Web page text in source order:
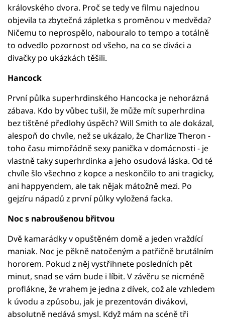
královského dvora. Proč se tedy ve filmu najednou
objevila ta zbytečná zápletka s proměnou v medvěda?
Ničemu to neprospělo, nabouralo to tempo a totálně
to odvedlo pozornost od všeho, na co se diváci a
divačky po ukázkách těšili.
Hancock
První půlka superhrdinského Hancocka je nehorázná
zábava. Kdo by vůbec tušil, že může mít superhrdina
bez tištěné předlohy úspěch? Will Smith to ale dokázal,
alespoň do chvíle, než se ukázalo, že Charlize Theron -
toho času mimořádně sexy panička v domácnosti - je
vlastně taky superhrdinka a jeho osudová láska. Od té
chvíle šlo všechno z kopce a neskončilo to ani tragicky,
ani happyendem, ale tak nějak mátožně mezi. Po
gejzíru nápadů z první půlky vyložená facka.
Noc s nabroušenou břitvou
Dvě kamarádky v opuštěném domě a jeden vraždící
maniak. Noc je pěkně natočeným a patřičně brutálním
hororem. Pokud z něj vystřihnete posledních pět
minut, snad se vám bude i líbit. V závěru se nicméně
proflákne, že vrahem je jedna z dívek, což ale vzhledem
k úvodu a způsobu, jak je prezentován divákovi,
absolutně nedává smysl. Když mám na scéně tři